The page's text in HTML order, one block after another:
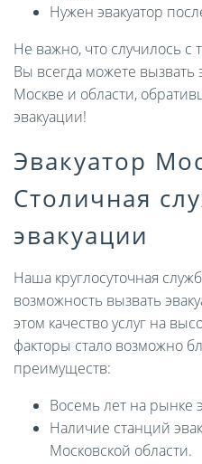
Нужен эвакуатор
Не важно, что случилось
Вы всегда можете вызвать
Москве и области,
эвакуации!
Эвакуатор
Столичная
эвакуации
Наша круглосуточная
возможность вызвать
этом качество услуг на
факторы стало возможно
преимуществ:
Восемь лет на рынке
Наличие станций
Московской области.